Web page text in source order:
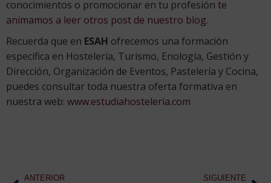
conocimientos o promocionar en tu profesión te
animamos a leer otros post de nuestro blog.
Recuerda que en ESAH ofrecemos una formación
específica en Hostelería, Turismo, Enología, Gestión y
Dirección, Organización de Eventos, Pastelería y Cocina,
puedes consultar toda nuestra oferta formativa en
nuestra web: www.estudiahosteleria.com
ANTERIOR SIGUIENTE